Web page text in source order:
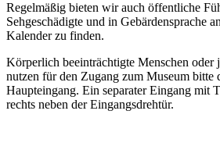
Regelmäßig bieten wir auch öffentliche
Sehgeschädigte und in Gebärdensprache
Kalender zu finden.
Körperlich beeinträchtigte Menschen oder
nutzen für den Zugang zum Museum bitte
Haupteingang. Ein separater Eingang mit
rechts neben der Eingangsdrehtür.